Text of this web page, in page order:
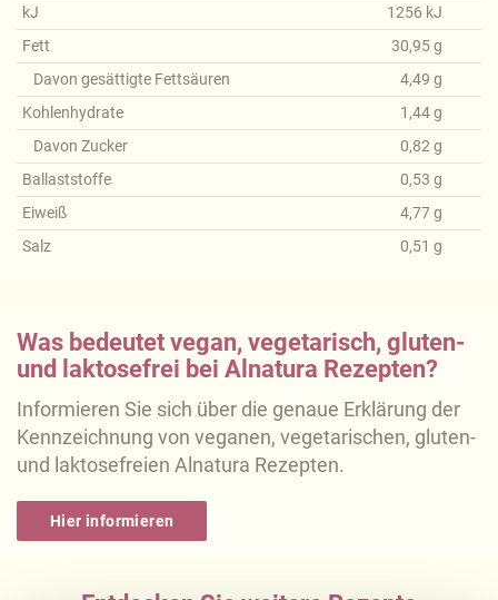
kJ
Fett
Davon gesättigte Fettsäuren
Kohlenhydrate
Davon Zucker
Ballaststoffe
Eiweiß
Salz
1256 kJ
30,95g
4,49 g
1,44g
0,82 g
0,53 g
4,77g
0,51 g
Was bedeutet vegan, vegetarisch, gluten-
und laktosefrei bei Alnatura Rezepten?
Informieren Sie sich über die genaue Erklärung der
Kennzeichnung von veganen, vegetarischen, gluten-
und laktosefreien Alnatura Rezepten.
Hier informieren